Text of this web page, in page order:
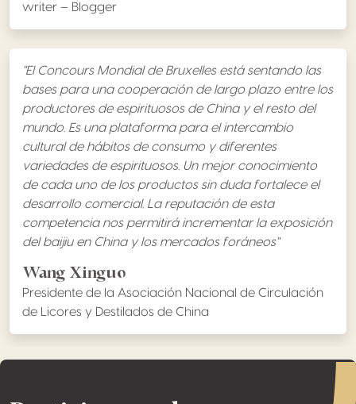
writer – Blogger
"El Concours Mondial de Bruxelles está sentando las
bases para una cooperación de largo plazo entre los
productores de espirituosos de China y el resto del
mundo. Es una plataforma para el intercambio
cultural de hábitos de consumo y diferentes
variedades de espirituosos. Un mejor conocimiento
de cada uno de los productos sin duda fortalece el
desarrollo comercial. La reputación de esta
competencia nos permitirá incrementar la exposición
del baijiu en China y los mercados foráneos"
Wang Xinguo
Presidente de la Asociación Nacional de Circulación
de Licores y Destilados de China